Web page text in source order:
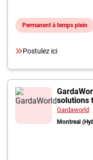
Permanent à temps plein
Postulez ici
solutions
Systèmes
Gardaworld
Montreal